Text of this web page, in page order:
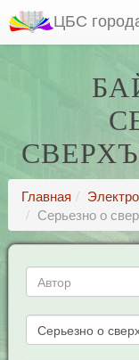
ЦБС
Главная
Серьезно о